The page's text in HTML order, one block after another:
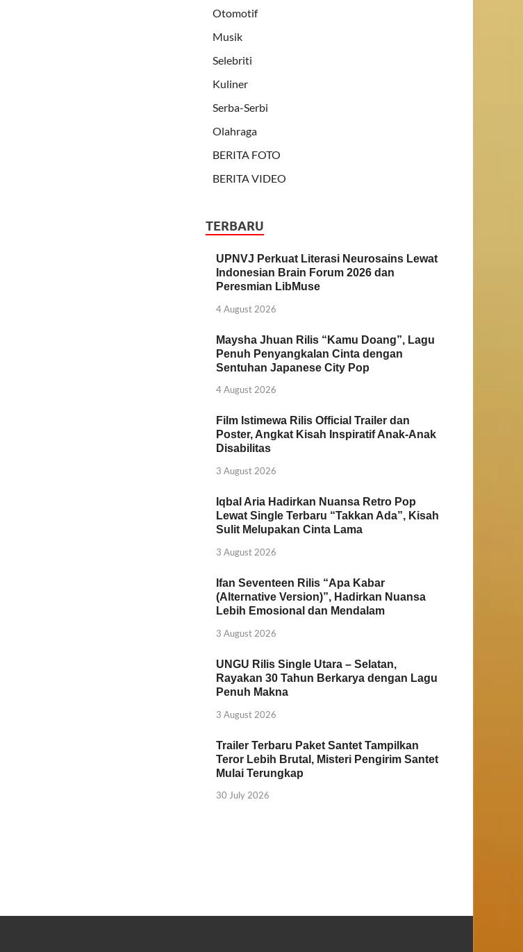
Otomotif
Musik
Selebriti
Kuliner
Serba-Serbi
Olahraga
BERITA FOTO
BERITA VIDEO
TERBARU
UPNVJ Perkuat Literasi Neurosains Lewat
Indonesian Brain Forum 2026 dan
Peresmian LibMuse
4 August 2026
Maysha Jhuan Rilis “Kamu Doang”, Lagu
Penuh Penyangkalan Cinta dengan
Sentuhan Japanese City Pop
4 August 2026
Film Istimewa Rilis Official Trailer dan
Poster, Angkat Kisah Inspiratif Anak-Anak
Disabilitas
3 August 2026
Iqbal Aria Hadirkan Nuansa Retro Pop
Lewat Single Terbaru “Takkan Ada”, Kisah
Sulit Melupakan Cinta Lama
3 August 2026
Ifan Seventeen Rilis “Apa Kabar
(Alternative Version)”, Hadirkan Nuansa
Lebih Emosional dan Mendalam
3 August 2026
UNGU Rilis Single Utara – Selatan,
Rayakan 30 Tahun Berkarya dengan Lagu
Penuh Makna
3 August 2026
Trailer Terbaru Paket Santet Tampilkan
Teror Lebih Brutal, Misteri Pengirim Santet
Mulai Terungkap
30 July 2026